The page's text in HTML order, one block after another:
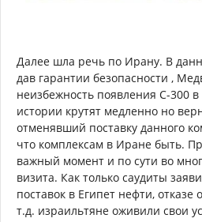
Далее шла речь по Ирану. В
дав гарантии безопасности ,
неизбежность появления С-300
истории крутят медленно но
отменявший поставку данного
что комплексам в Иране быть.
важный момент и по сути во
визита. Как только саудиты
поставок в Египет нефти,
т.д. израильтяне оживили свои